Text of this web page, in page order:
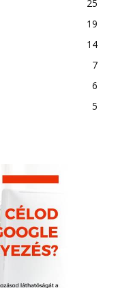
25
19
14
7
6
5